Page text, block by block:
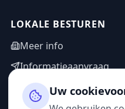
LOKALE BESTUREN
Meer info
Informatieaanvraag
Adminzone
Uw